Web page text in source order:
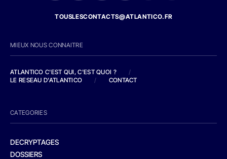
TOUSLESCONTACTS@ATLANTICO.FR
MIEUX NOUS CONNAITRE
ATLANTICO C'EST QUI, C'EST QUOI ?
/
LE RESEAU D'ATLANTICO
/ CONTACT
CATEGORIES
DECRYPTAGES
DOSSIERS